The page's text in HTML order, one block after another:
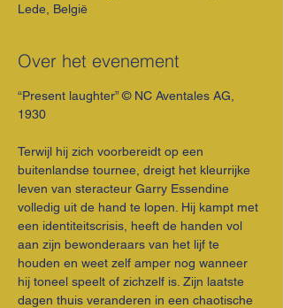
Lede, België
Over het evenement
“Present laughter” © NC Aventales AG,
1930
Terwijl hij zich voorbereidt op een
buitenlandse tournee, dreigt het kleurrijke
leven van steracteur Garry Essendine
volledig uit de hand te lopen. Hij kampt met
een identiteitscrisis, heeft de handen vol
aan zijn bewonderaars van het lijf te
houden en weet zelf amper nog wanneer
hij toneel speelt of zichzelf is. Zijn laatste
dagen thuis veranderen in een chaotische